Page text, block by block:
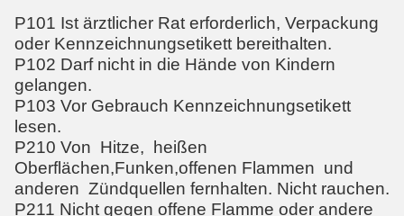
P101 Ist ärztlicher Rat erforderlich, Verpackung
oder Kennzeichnungsetikett bereithalten.
P102 Darf nicht in die Hände von Kindern
gelangen.
P103 Vor Gebrauch Kennzeichnungsetikett
lesen.
P210 Von Hitze, heißen
Oberflächen,Funken,offenen Flammen und
anderen Zündquellen fernhalten. Nicht rauchen.
P211 Nicht gegen offene Flamme oder andere